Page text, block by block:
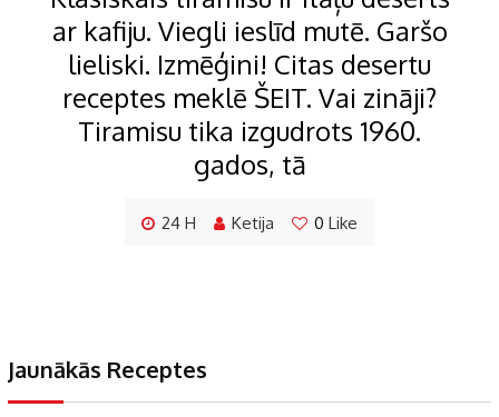
ar kafiju. Viegli ieslīd mutē. Garšo
lieliski. Izmēģini! Citas desertu
receptes meklē ŠEIT. Vai zināji?
Tiramisu tika izgudrots 1960.
gados, tā
24 H Ketija 0 Like
Jaunākās Receptes